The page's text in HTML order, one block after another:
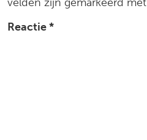
Reactie*